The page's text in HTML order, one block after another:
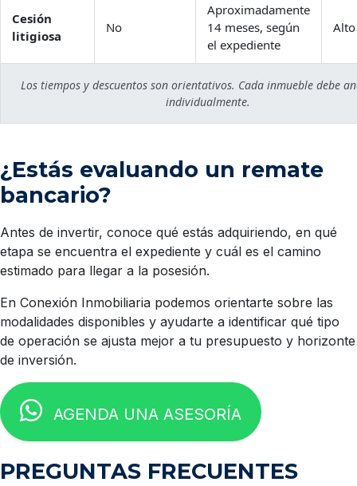
Cesión
litigiosa
No
Aproximadamente
14 meses, según
el expediente
Alto
Los tiempos y descuentos son orientativos. Cada inmueble debe
individualmente.
¿Estás evaluando un remate
bancario?
Antes de invertir, conoce qué estás adquiriendo, en qué
etapa se encuentra el expediente y cuál es el camino
estimado para llegar a la posesión.
En Conexión Inmobiliaria podemos orientarte sobre las
modalidades disponibles y ayudarte a identificar qué tipo
de operación se ajusta mejor a tu presupuesto y horizonte
de inversión.
AGENDA UNA ASESORÍA
PREGUNTAS FRECUENTES